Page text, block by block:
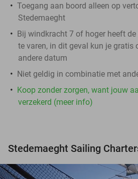
Toegang aan boord alleen op
Stedemaeght
Bij windkracht 7 of hoger heeft
te varen, in dit geval kun je gratis
andere datum
Niet geldig in combinatie met
Koop zonder zorgen, want jouw
verzekerd (meer info)
Stedemaeght Sailing